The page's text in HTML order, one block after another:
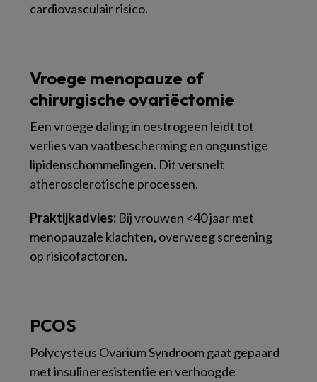
cardiovasculair risico.
Vroege menopauze of
chirurgische ovariëctomie
Een vroege daling in oestrogeen leidt tot
verlies van vaatbescherming en ongunstige
lipidenschommelingen. Dit versnelt
atherosclerotische processen.
Praktijkadvies: Bij vrouwen <40 jaar met
menopauzale klachten, overweeg screening
op risicofactoren.
PCOS
Polycysteus Ovarium Syndroom gaat gepaard
met insulineresistentie en verhoogde